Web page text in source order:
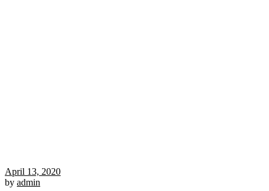
April 13, 2020
by admin